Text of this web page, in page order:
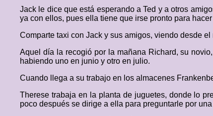
Jack le dice que está esperando a Ted y a otros
ya con ellos, pues ella tiene que irse pronto para
Comparte taxi con Jack y sus amigos, viendo desde
Aquel día la recogió por la mañana Richard, su
habiendo uno en junio y otro en julio.
Cuando llega a su trabajo en los almacenes
Therese trabaja en la planta de juguetes, donde lo
poco después se dirige a ella para preguntarle por